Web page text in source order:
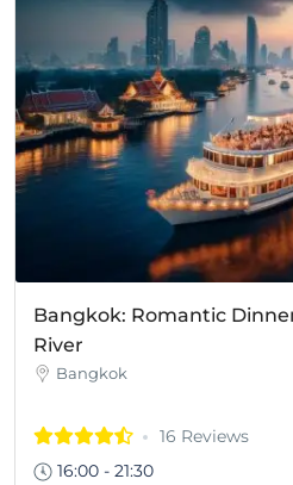
Bangkok: Romantic
River
Bangkok
16 Reviews
16:00 - 21:30